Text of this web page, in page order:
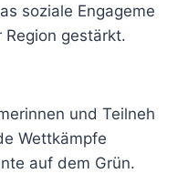
soziale Engageme
gestärkt.
und Teilneh
Wettkämpfe
auf dem Grün.